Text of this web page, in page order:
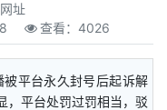
址
查看： 4026
平台永久封号后起诉解
，平台处罚过罚相当，驳